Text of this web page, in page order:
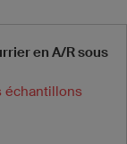
en A/R sous
échantillons